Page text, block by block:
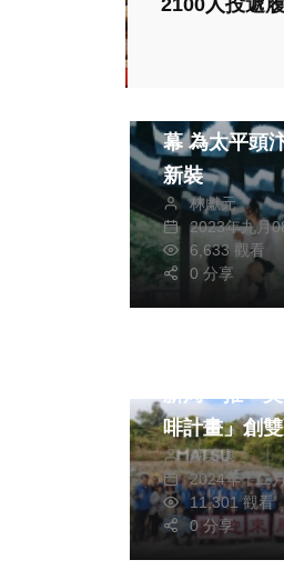
2100人投遞
幕 為太平頭汴坑穿
新裝
林獻元
2023年九月
6,633 觀看
0 分享
生活 財經及
新局 推「美
啡計畫」創
蘇榮泉
2024年十二
11,301 觀看
0 分享